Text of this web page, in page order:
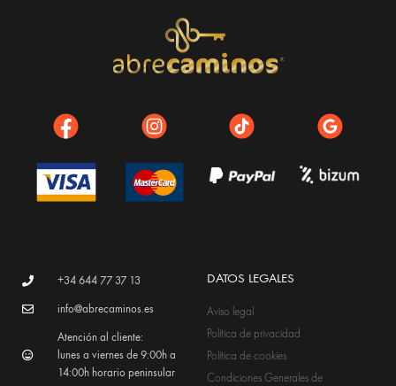
+34 644 77 37 13
info@abrecaminos.es
Atención al cliente:
lunes a viernes de 9:00h a
14:00h horario peninsular
DATOS LEGALES
Aviso legal
Política de privacidad
Política de cookies
Condiciones Generales de